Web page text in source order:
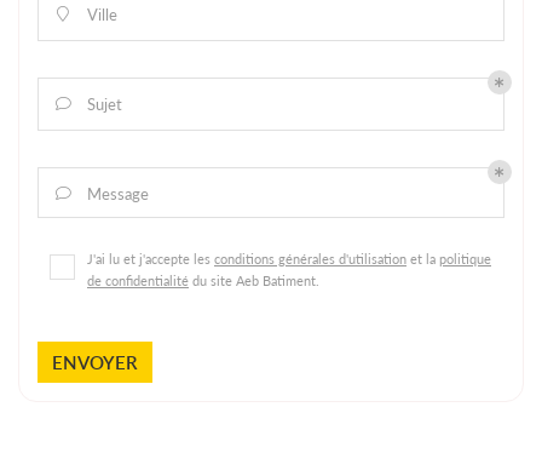
 Ville
 Sujet
 Message
J'ai lu et j'accepte les conditions générales d'utilisation et la politique
de confidentialité du site Aeb Batiment
ENVOYER